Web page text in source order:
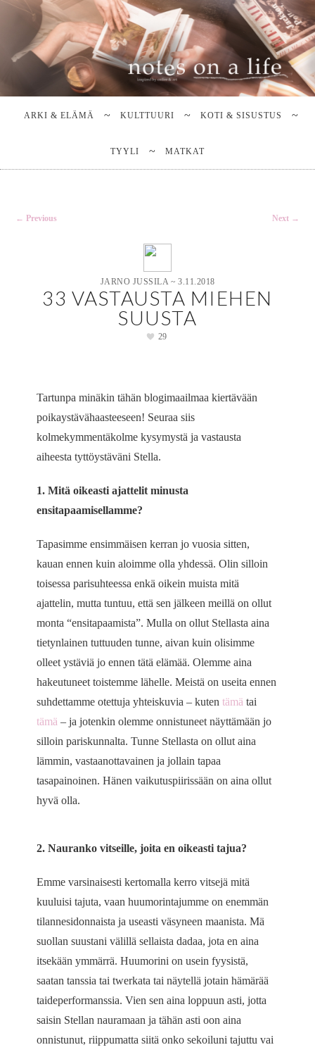
Notes on a life
Stella Harasek & Jarno Jussila
ARKI & ELÄMÄ KULTTUURI KOTI & SISUSTUS
TYYLI MATKAT
Post
← Previous Next →
JARNO JUSSILA ~ 3.11.2018
33 VASTAUSTA MIEHEN
SUUSTA
29
Tartunpa minäkin tähän blogimaailmaa kiertävään
poikaystävähaasteeseen! Seuraa siis
kolmekymmentäkolme kysymystä ja vastausta
aiheesta tyttöystäväni Stella.
1. Mitä oikeasti ajattelit minusta
ensitapaamisellamme?
Tapasimme ensimmäisen kerran jo vuosia sitten,
kauan ennen kuin aloimme olla yhdessä. Olin silloin
toisessa parisuhteessa enkä oikein muista mitä
ajattelin, mutta tuntuu, että sen jälkeen meillä on ollut
monta “ensitapaamista”. Mulla on ollut Stellasta aina
tietynlainen tuttuuden tunne, aivan kuin olisimme
olleet ystäviä jo ennen tätä elämää. Olemme aina
hakeutuneet toistemme lähelle. Meistä on useita ennen
suhdettamme otettuja yhteiskuvia – kutentämä tai
tämä – ja jotenkin olemme onnistuneet näyttämään jo
silloin pariskunnalta. Tunne Stellasta on ollut aina
lämmin, vastaanottavainen ja jollain tapaa
tasapainoinen. Hänen vaikutuspiirissään on aina ollut
hyvä olla.
2. Nauranko vitseille, joita en oikeasti tajua?
Emme varsinaisesti kertomalla kerro vitsejä mitä
kuuluisi tajuta, vaan huumorintajumme on enemmän
tilannesidonnaista ja useasti väsyneen maanista. Mä
suollan suustani välillä sellaista dadaa, jota en aina
itsekään ymmärrä. Huumorini on usein fyysistä,
saatan tanssia tai twerkata tai näytellä jotain hämärää
taideperformanssia. Vien sen aina loppuun asti, jotta
saisin Stellan nauramaan ja tähän asti oon aina
onnistunut, riippumatta siitä onko sekoiluni tajuttu vai